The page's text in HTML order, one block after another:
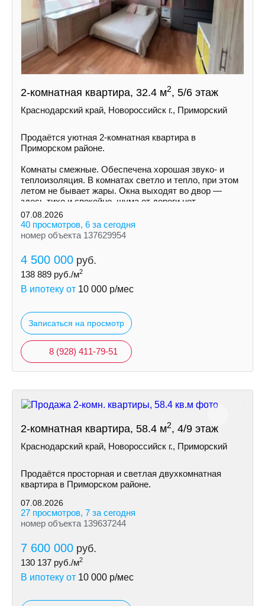
2-комнатная квартира, 32.4 м2, 5/6 этаж
Краснодарский край, Новороссийск г., Приморский
Продаётся уютная 2-комнатная квартира в
Приморском районе.
Комнаты смежные. Обеспечена хорошая звуко- и
теплоизоляция. В комнатах светло и тепло, при этом
летом не бывает жары. Окна выходят во двор —
здесь тихо и спокойно, шума от дороги нет.
07.08.2026
40 просмотров, 6 за сегодня
номер объекта 137629954
4 500 000 руб.
138 889 руб./м2
В ипотеку от 10 000 р/мес
Записаться на просмотр
8 (928) 411-79-51
2-комнатная квартира, 58.4 м2, 4/9 этаж
Краснодарский край, Новороссийск г., Приморский
Продаётся просторная и светлая двухкомнатная
квартира в Приморском районе.
07.08.2026
27 просмотров, 7 за сегодня
номер объекта 139637244
7 600 000 руб.
130 137 руб./м2
В ипотеку от 10 000 р/мес